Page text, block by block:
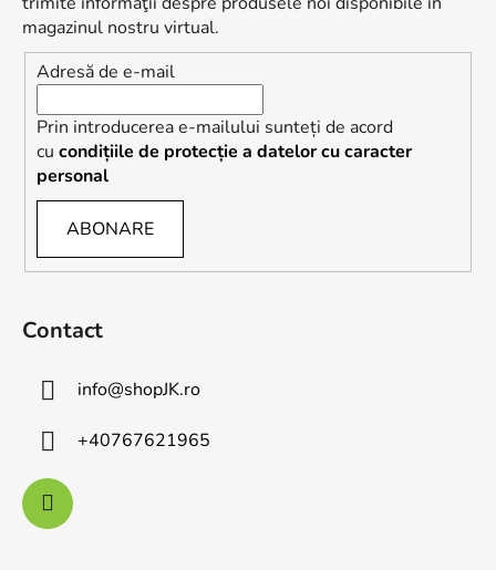
magazinul nostru virtual.
Adresă de e-mail
Prin introducerea e-mailului sunteți de acord
cu condițiile de protecție a datelor cu caracter
personal
ABONARE
Contact
info@shopJK.ro
+40767621965